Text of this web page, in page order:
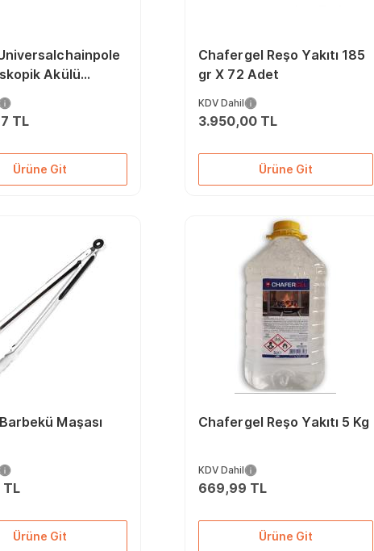
Akülü
Budama
TL
Ürüne Git
Chafergel Reşo Yakıtı 185
gr X 72 Adet
KDV Dahil
3.950,00 TL
Ürüne Git
Maşası
Ürüne Git
Chafergel Reşo Yakıtı 5 Kg
KDV Dahil
669,99 TL
Ürüne Git